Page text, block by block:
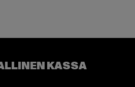
KASSA